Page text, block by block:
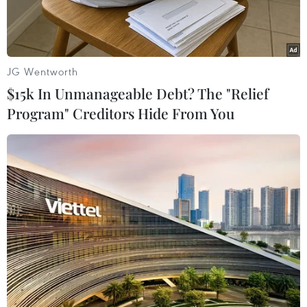
trên tuyến đường Hồ Chí Minh, đoạn La Sơn-Hòa
Liên.
Đoạn sạt lở trên tuyến đường La Sơn-Hòa Liên. (Ảnh: TTXVN
phát)
JG Wentworth
$15k In Unmanageable Debt? The "Relief
Program" Creditors Hide From You